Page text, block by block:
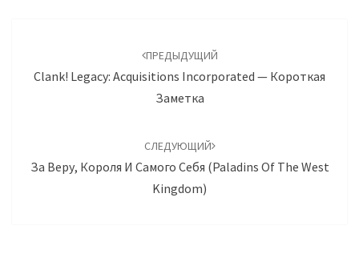
записям
ПРЕДЫДУЩИЙ
Clank! Legacy: Acquisitions Incorporated — Короткая
Заметка
СЛЕДУЮЩИЙ
За Веру, Короля И Самого Себя (Paladins Of The West
Kingdom)